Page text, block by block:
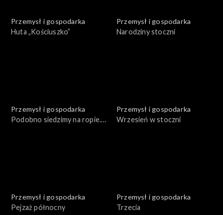
Przemysł i gospodarka
Huta „Kościuszko”
Przemysł i gospodarka
Narodziny stoczni
Przemysł i gospodarka
Podobno siedzimy na ropie.
Przemysł i gospodarka
Wrzesień w stoczni
Przemysł i gospodarka
Pejzaż północny
Przemysł i gospodarka
Trzecia